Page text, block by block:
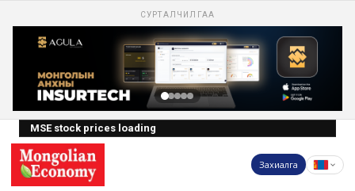
СУРТАЛЧИЛГАА
MSE stock prices loading
Захиалга